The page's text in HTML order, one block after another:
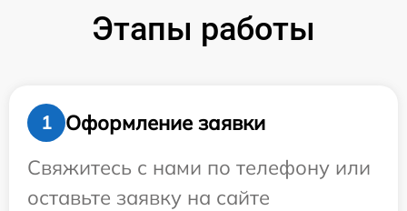
Этапы работы
1
Оформление заявки
Свяжитесь с нами по телефону или
оставьте заявку на сайте